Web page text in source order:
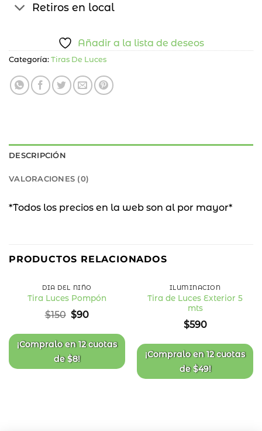
Retiros en local
Añadir a la lista de deseos
Categoría: Tiras De Luces
DESCRIPCIÓN
VALORACIONES (0)
*Todos los precios en la web son al por mayor*
PRODUCTOS RELACIONADOS
OFF
de
deseos
DÍA DEL NIÑO
Tira Luces Pompón
$150 El
original
era:
$150.
$90El
actual
es:
¡Compralo en12 cuotas
de$8!
ILUMINACIÓN
Tira de Luces Exterior 5
mts
$590
¡Compralo en12 cuotas
de$49!